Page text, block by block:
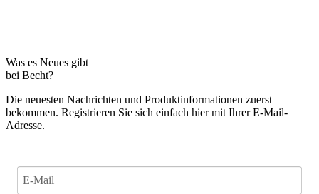
Was es Neues gibt
bei Becht?
Die neuesten Nachrichten und Produktinformationen zuerst
bekommen. Registrieren Sie sich einfach hier mit Ihrer E-Mail-
Adresse.